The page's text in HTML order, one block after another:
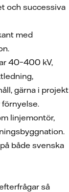
och successiva
med
40–400 kV,
gärna i projekt
linjemontör,
både svenska
så